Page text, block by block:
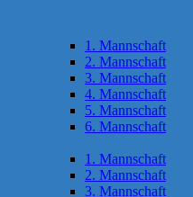
1. Mannschaft
2. Mannschaft
3. Mannschaft
4. Mannschaft
5. Mannschaft
6. Mannschaft
1. Mannschaft
2. Mannschaft
3. Mannschaft